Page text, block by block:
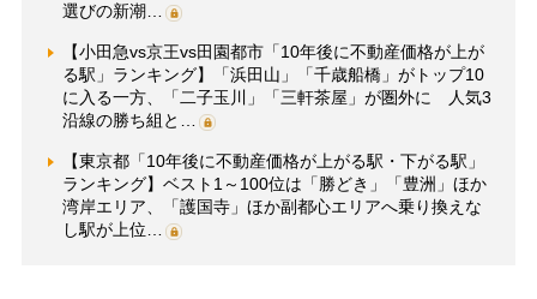
選びの新潮…
【小田急vs京王vs田園都市「10年後に不動産価格が上が
る駅」ランキング】「浜田山」「千歳船橋」がトップ10
に入る一方、「二子玉川」「三軒茶屋」が圏外に 人気3
沿線の勝ち組と…
【東京都「10年後に不動産価格が上がる駅・下がる駅」
ランキング】ベスト1～100位は「勝どき」「豊洲」ほか
湾岸エリア、「護国寺」ほか副都心エリアへ乗り換えな
し駅が上位…